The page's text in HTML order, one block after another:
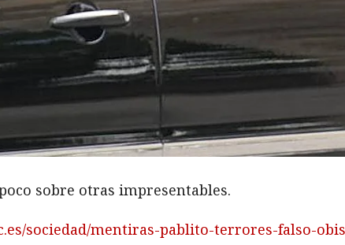
sobre otras impresentables.
sociedad/mentiras-pablito-terrores-falso-